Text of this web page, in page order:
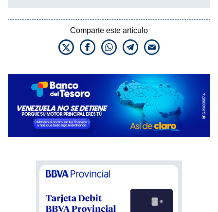
Comparte este artículo